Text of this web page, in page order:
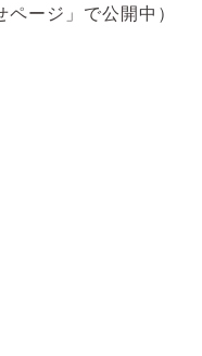
ージ」で公開中）